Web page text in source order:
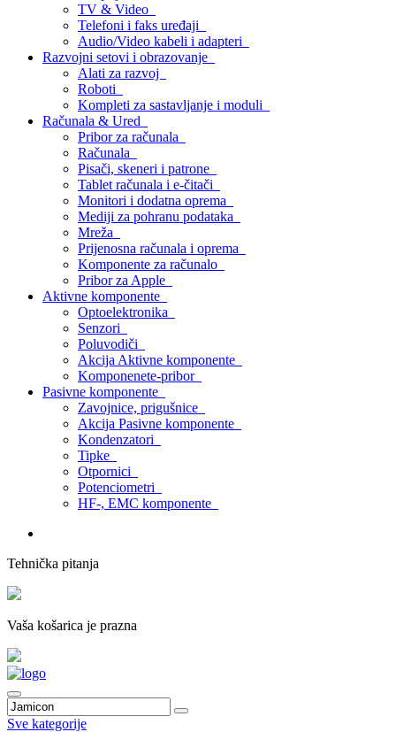
TV & Video
Telefoni i faks uređaji
Audio/Video kabeli i adapteri
Razvojni setovi i obrazovanje
Alati za razvoj
Roboti
Kompleti za sastavljanje i moduli
Računala & Ured
Pribor za računala
Računala
Pisači, skeneri i patrone
Tablet računala i e-čitači
Monitori i dodatna oprema
Mediji za pohranu podataka
Mreža
Prijenosna računala i oprema
Komponente za računalo
Pribor za Apple
Aktivne komponente
Optoelektronika
Senzori
Poluvodiči
Akcija Aktivne komponente
Komponenete-pribor
Pasivne komponente
Zavojnice, prigušnice
Akcija Pasivne komponente
Kondenzatori
Tipke
Otpornici
Potenciometri
HF-, EMC komponente
Tehnička pitanja
Vaša košarica je prazna
Sve kategorije